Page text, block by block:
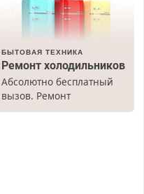
БЫТОВАЯ ТЕХНИКА
Ремонт холодильников
Абсолютно бесплатный
вызов. Ремонт
холодильников всех